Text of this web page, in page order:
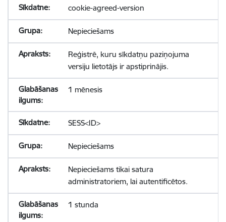
cookie-agreed-version
Nepieciešams
Reģistrē, kuru sīkdatņu paziņojuma
versiju lietotājs ir apstiprinājis.
1 mēnesis
SESS<ID>
Nepieciešams
Nepieciešams tikai satura
administratoriem, lai autentificētos.
1 stunda